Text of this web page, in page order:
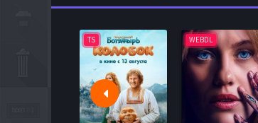
TS WEBDL